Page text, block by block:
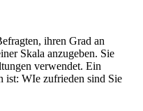
ihren Grad an
Skala anzugeben. Sie
verwendet. Ein
ist: WIe zufrieden sind Sie